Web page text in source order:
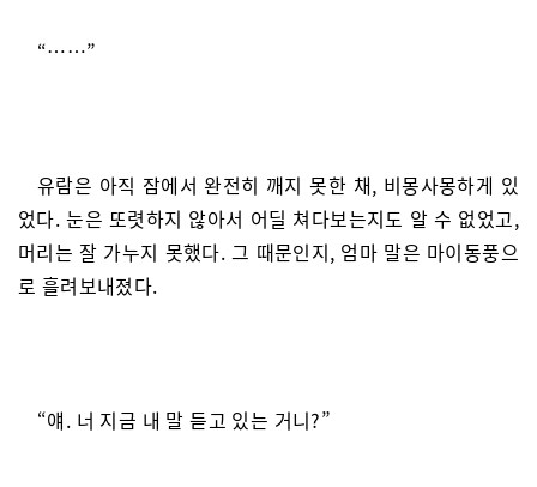
“……”
유람은 아직 잠에서 완전히 깨지 못한 채, 비몽사몽하게 있
었다. 눈은 또렷하지 않아서 어딜 쳐다보는지도 알 수 없었고,
머리는 잘 가누지 못했다. 그 때문인지, 엄마 말은 마이동풍으
로 흘려보내졌다.
“얘. 너 지금 내 말 듣고 있는 거니?”